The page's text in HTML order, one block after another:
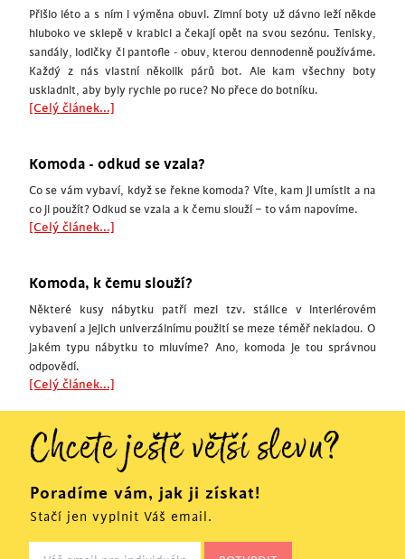
Přišlo léto a s ním i výměna obuvi. Zimní boty už dávno leží někde
hluboko ve sklepě v krabici a čekají opět na svou sezónu. Tenisky,
sandály, lodičky či pantofle - obuv, kterou dennodenně používáme.
Každý z nás vlastní několik párů bot. Ale kam všechny boty
uskladnit, aby byly rychle po ruce? No přece do botníku.
[Celý článek...]
Komoda - odkud se vzala?
Co se vám vybaví, když se řekne komoda? Víte, kam ji umístit a na
co ji použít? Odkud se vzala a k čemu slouží – to vám napovíme.
[Celý článek...]
Komoda, k čemu slouží?
Některé kusy nábytku patří mezi tzv. stálice v interiérovém
vybavení a jejich univerzálnímu použití se meze téměř nekladou. O
jakém typu nábytku to mluvíme? Ano, komoda je tou správnou
odpovědí.
[Celý článek...]
Chcete ještě větší slevu?
Poradíme vám, jak ji získat!
Stačí jen vyplnit Váš email.